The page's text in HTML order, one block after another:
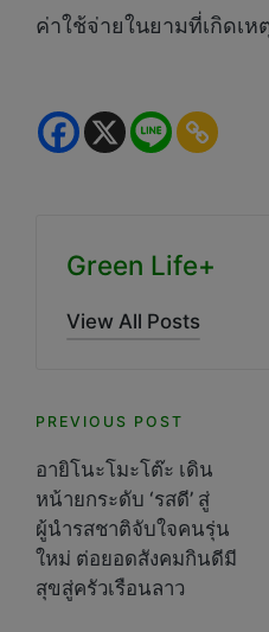
ค่าใช้จ่ายในยามที่เกิดเ
Green Life+
View All Posts
Post
navigation
PREVIOUS POST
อายิโนะโมะโต๊ะ เดิน
หน้ายกระดับ ‘รสดี’ สู่
ผู้นำรสชาติจับใจคนรุ่น
ใหม่ ต่อยอดสังคมกินดีมี
สุขสู่ครัวเรือนลาว